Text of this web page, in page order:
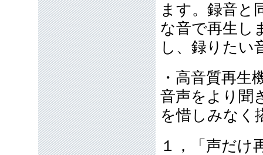
ます。録音と
な音で再生し
し、録りたい
・高音質再生
音声をより聞
を惜しみなく
１，「声だけ